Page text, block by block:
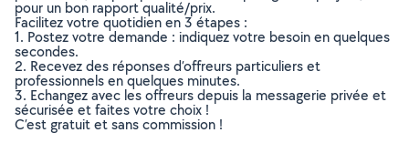
pour un bon rapport qualité/prix.
Facilitez votre quotidien en 3 étapes :
1. Postez votre demande : indiquez votre besoin en quelques
secondes.
2. Recevez des réponses d’offreurs particuliers et
professionnels en quelques minutes.
3. Echangez avec les offreurs depuis la messagerie privée et
sécurisée et faites votre choix !
C’est gratuit et sans commission !